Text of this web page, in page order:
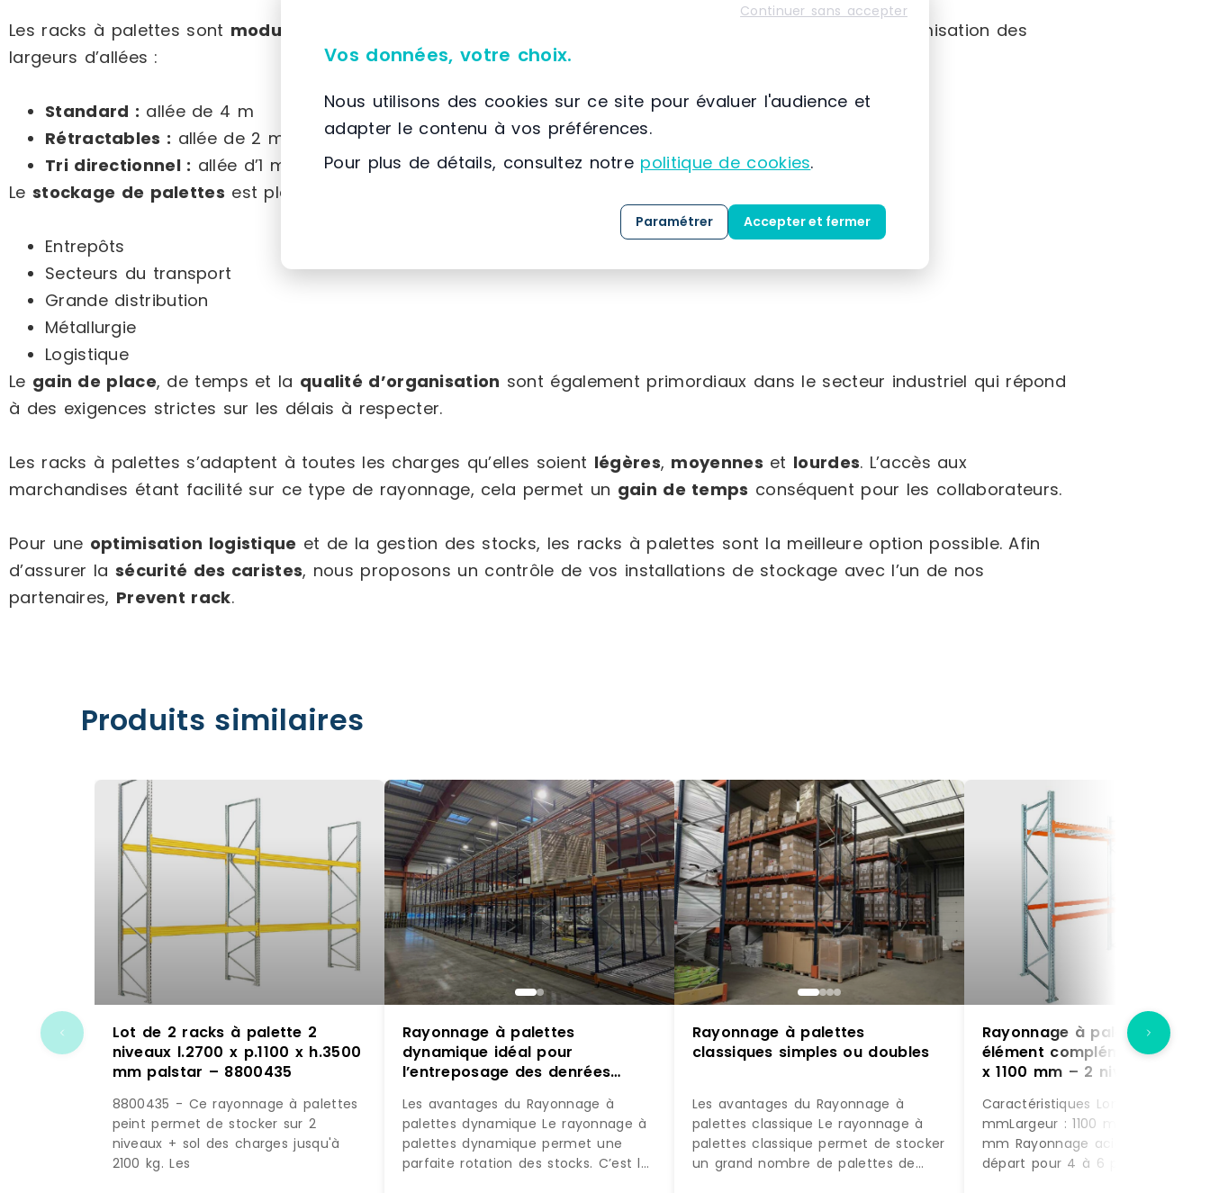
Les racks à palettes sont modulables
avec plusieurs types de chariots élévateurs pour une meilleure optimisation des
largeurs d’allées :
Standard : allée de 4 m
Rétractables : allée de 2 m 90
Tri directionnel : allée d’1 m 60
Le stockage de palettes est plébiscité dans des environnements d’activité de type industriel tels que :
Entrepôts
Secteurs du transport
Grande distribution
Métallurgie
Logistique
Le gain de place, de temps et la qualité d’organisation sont également primordiaux dans le secteur industriel qui répond
à des exigences strictes sur les délais à respecter.
Les racks à palettes s’adaptent à toutes les charges qu’elles soient légères, moyennes et lourdes. L’accès aux
marchandises étant facilité sur ce type de rayonnage, cela permet un gain de temps conséquent pour les collaborateurs.
Pour une optimisation logistique et de la gestion des stocks, les racks à palettes sont la meilleure option possible. Afin
d’assurer la sécurité des caristes, nous proposons un contrôle de vos installations de stockage avec l’un de nos
partenaires, Prevent rack.
Produits similaires
Lot de 2 racks à palette 2
niveaux l.2700 x p.1100 x h.3500
mm palstar – 8800435
8800435 - Ce rayonnage à palettes
peint permet de stocker sur 2
niveaux + sol des charges jusqu'à
2100 kg. Les
Rayonnage à palettes
dynamique idéal pour
l’entreposage des denrées
marchandises
Les avantages du Rayonnage à
palettes dynamique Le rayonnage à
palettes dynamique permet une
parfaite rotation des stocks. C’est le
Rayonnage à palettes
classiques simples ou doubles
Les avantages du Rayonnage à
palettes classique Le rayonnage à
palettes classique permet de stocker
un grand nombre de palettes de
Rayonnage à palettes –
élément complémentaire –
x 1100 mm – 2 niveaux –
Caractéristiques Longueur : 2225
mmLargeur : 1100 mmHauteur :
mm Rayonnage acier élément de
départ pour 4 à 6 palettes sur 2
Continuer sans accepter
Vos données, votre choix.
Nous utilisons des cookies sur ce site pour évaluer l'audience et
adapter le contenu à vos préférences.
Pour plus de détails, consultez notre politique de cookies.
Paramétrer Accepter et fermer